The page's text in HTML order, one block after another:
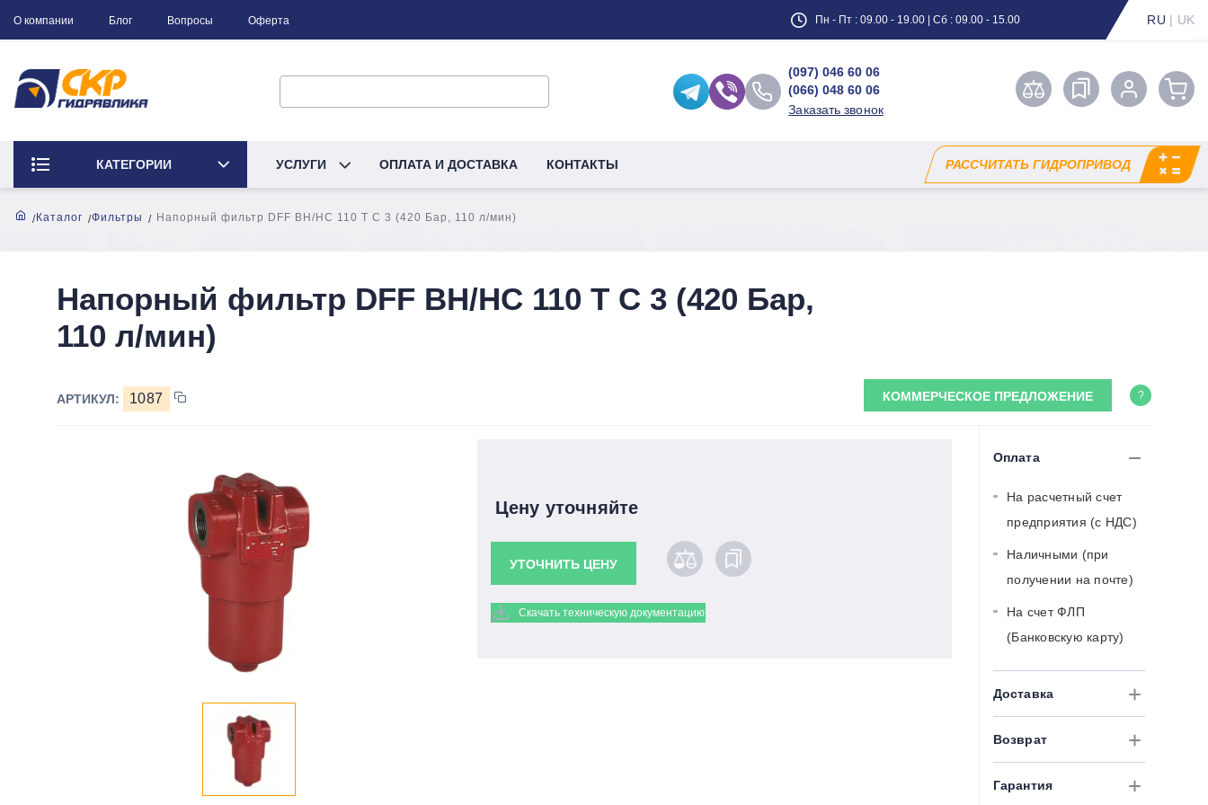
О компании Блог Вопросы Оферта Пн - Пт : 09.00 - 19.00 | Сб : 09.00 - 15.00 RU | UK
(097) 046 60 06
(066) 048 60 06
Заказать звонок
КАТЕГОРИИ УСЛУГИ ОПЛАТА И ДОСТАВКА КОНТАКТЫ РАССЧИТАТЬ ГИДРОПРИВОД
Каталог Фильтры Напорный фильтр DFF BH/HC 110 T C 3 (420 Бар, 110 л/мин)
Напорный фильтр DFF BH/HC 110 T C 3 (420 Бар,
110 л/мин)
АРТИКУЛ: 1087 КОММЕРЧЕСКОЕ ПРЕДЛОЖЕНИЕ ?
Цену уточняйте
УТОЧНИТЬ ЦЕНУ
Скачать техническую документацию
Оплата
На расчетный счет
предприятия (с НДС)
Наличными (при
получении на почте)
На счет ФЛП
(Банковскую карту)
Доставка
Возврат
Гарантия